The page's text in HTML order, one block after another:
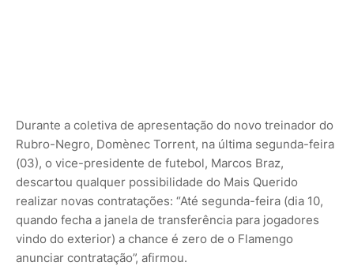
Durante a coletiva de apresentação do novo treinador do
Rubro-Negro, Domènec Torrent, na última segunda-feira
(03), o vice-presidente de futebol, Marcos Braz,
descartou qualquer possibilidade do Mais Querido
realizar novas contratações: “Até segunda-feira (dia 10,
quando fecha a janela de transferência para jogadores
vindo do exterior) a chance é zero de o Flamengo
anunciar contratação”, afirmou.